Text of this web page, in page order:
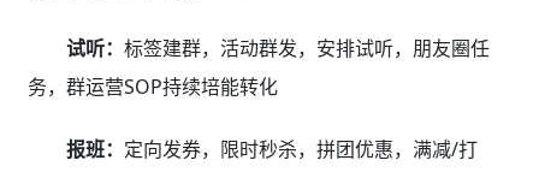
试听： 标签建群，活动群发，安排试听，朋友圈任
务，群运营SOP持续培能转化
报班： 定向发券，限时秒杀，拼团优惠，满减/打